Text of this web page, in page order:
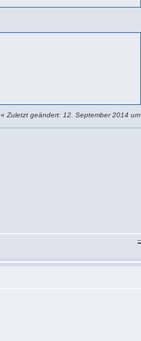
«Zuletzt geändert: 12. September 2014